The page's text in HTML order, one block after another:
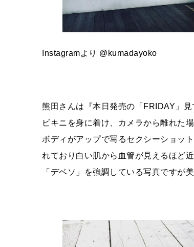
Instagramより @ kumadayoko
熊田さんは『本日発売の「FRIDAY」
ビキニを身に着け、カメラから離れた
ボディがアップで写るセクシーショッ
れており白い肌から血管が見えるほど
「デベソ」を強調している写真ですが